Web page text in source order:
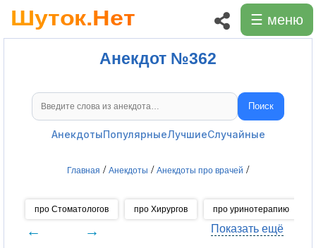
☰ меню
Анекдот №362
Поиск анекдотов Поиск
АнекдотыПопулярныеЛучшиеСлучайные
Главная / Анекдоты / Анекдоты про врачей /
про Стоматологов про Хирургов про уринотерапию
← → Показать ещё